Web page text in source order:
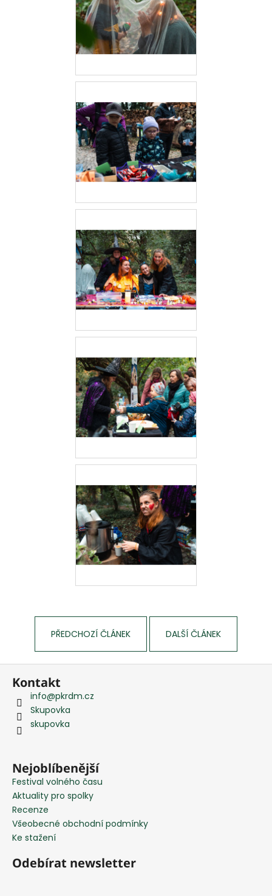
PŘEDCHOZÍ ČLÁNEK DALŠÍ ČLÁNEK
Kontakt
info@pkrdm.cz
Skupovka
skupovka
Nejoblíbenější
Festival volného času
Aktuality pro spolky
Recenze
Všeobecné obchodní podmínky
Ke stažení
Odebírat newsletter